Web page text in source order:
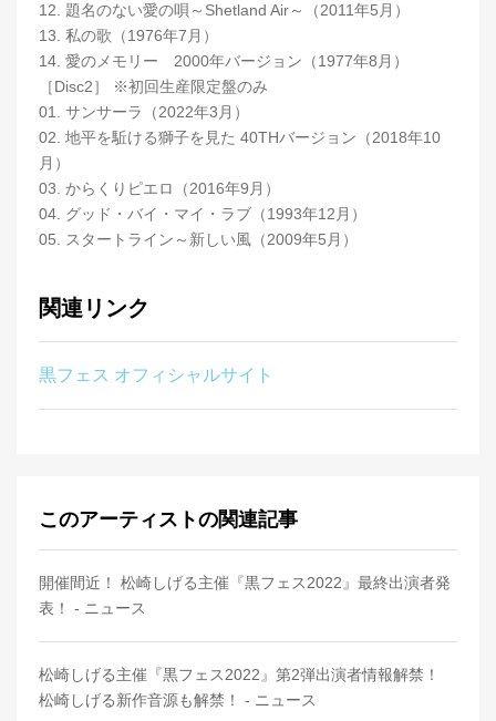
12. 題名のない愛の唄～Shetland Air～（2011年5月）
13. 私の歌（1976年7月）
14. 愛のメモリー 2000年バージョン（1977年8月）
［Disc2］ ※初回生産限定盤のみ
01. サンサーラ（2022年3月）
02. 地平を駈ける獅子を見た 40THバージョン（2018年10
月）
03. からくりピエロ（2016年9月）
04. グッド・バイ・マイ・ラブ（1993年12月）
05. スタートライン～新しい風（2009年5月）
関連リンク
黒フェス オフィシャルサイト
このアーティストの関連記事
開催間近！ 松崎しげる主催『黒フェス2022』最終出演者発
表！ - ニュース
松崎しげる主催『黒フェス2022』第2弾出演者情報解禁！
松崎しげる新作音源も解禁！ - ニュース